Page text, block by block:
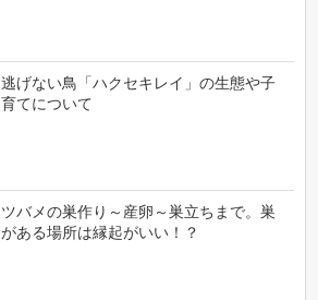
逃げない鳥「ハクセキレイ」の生態や子
育てについて
ツバメの巣作り～産卵～巣立ちまで。巣
がある場所は縁起がいい！？